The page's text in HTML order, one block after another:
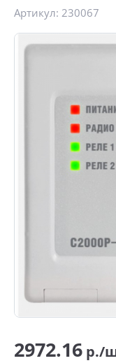
Артикул: 230067
2972.16 р./